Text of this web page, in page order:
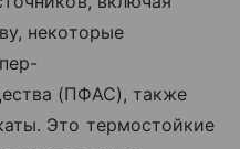
некоторые
(ПФАС), также
Это термостойкие